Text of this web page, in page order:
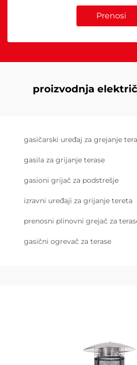
Prenosi
proizvodnja
gasičarski uređaj za grejanje
gasila za grijanje terase
gasioni grijač za podstrešje
izravni uređaji za grijanje tereta
prenosni plinovni grejač za
gasični ogrevač za terase